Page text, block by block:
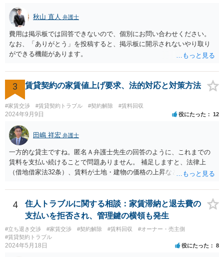
秋山 直人 弁護士
費用は掲示板では回答できないので、個別にお問い合わせください。
なお、「ありがとう」を投稿すると、掲示板に開示されないやり取り
ができる機能があります。
3 賃貸契約の家賃値上げ要求、法的対応と対策方法
#家賃交渉 #賃貸契約トラブル #契約解除 #賃料回収
2024年9月9日 役にたった 12
田嶋 祥宏 弁護士
一方的な貸主ですね。匿名Ａ弁護士先生の回答のように、これまでの
賃料を支払い続けることで問題ありません。 補足しますと、法律上
（借地借家法32条）、賃料が土地・建物の価格の上昇などの経済事情
は、「契約条件にかかわらず」、当事者は賃料の増減を請求できる、
とされています。 「不相当」かどうかは、貸主から、近隣相場の上昇
を示す同種賃貸物件の根拠資料などを提示してもらわないと判断でき
ませんよね。ご相談者様のケースでは、こうした資料が示されていな
いと思われることと、１０％が相当がどうかが分からないので、「不
相当」という判断ができないから賃料増額には応じないという主張が
4
住人トラブルに関する相談：家賃滞納と退去費の
支払いを拒否され、管理鍵の横領も発生
#立ち退き交渉 #家賃交渉 #契約解除 #賃料回収
#オーナー・売主側
#賃貸契約トラブル
2024年5月18日 役にたった 8